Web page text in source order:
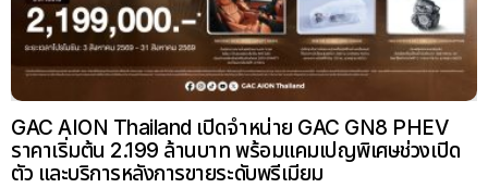
GAC AION Thailand เปิดจำหน่าย GAC GN8 PHEV
ราคาเริ่มต้น 2.199 ล้านบาท พร้อมแคมเปญพิเศษช่วงเปิด
ตัว และบริการหลังการขายระดับพรีเมียม